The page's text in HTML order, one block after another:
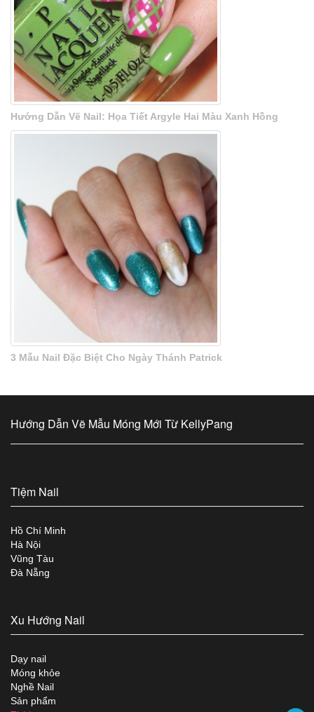
Hướng Dẫn Vẽ Nail: Họa Tiết Argyle Hai Màu Xanh Hồng
3 Mẫu Nail Đặc Biệt Cho Ngày Thánh Patrick
Hướng Dẫn Vẽ Mẫu Móng Mới Từ KellyPang
Tiệm Nail
Hồ Chí Minh
Hà Nội
Vũng Tàu
Đà Nẵng
Xu Hướng Nail
Dạy nail
Móng khỏe
Nghề Nail
Sản phẩm